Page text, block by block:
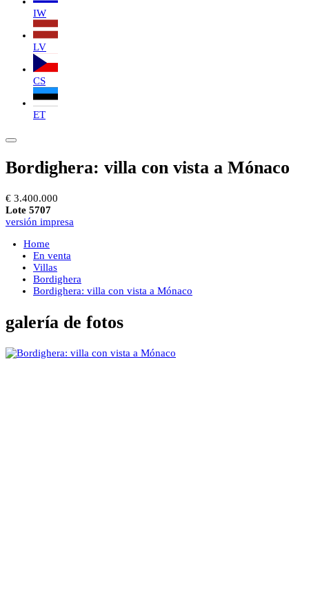
IW
LV
CS
ET
Bordighera: villa con vista a Mónaco
€ 3.400.000
Lote 5707
versión impresa
Home
En venta
Villas
Bordighera
Bordighera: villa con vista a Mónaco
galería de fotos